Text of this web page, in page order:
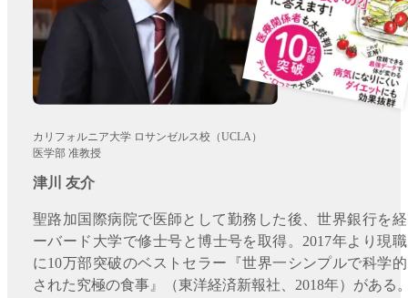
カリフォルニア大学 ロサンゼルス校（UCLA）
医学部 准教授
津川 友介
聖路加国際病院で医師として勤務した後、世界銀行を
ーバード大学で修士号と博士号を取得。2017年より現
に10万部突破のベストセラー『世界一シンプルで科学
された究極の食事』（東洋経済新報社、2018年）がある